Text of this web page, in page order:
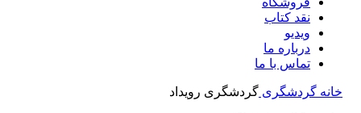
نقد کتاب
ویدیو
درباره‌ ما
تماس با ما
خانه گردشگری گردشگری رویداد